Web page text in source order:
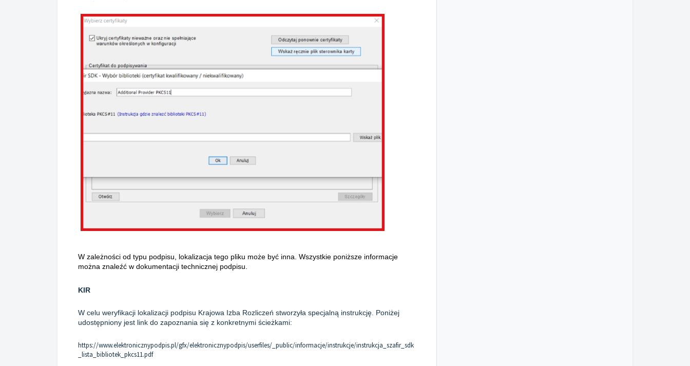
W zależności od typu podpisu, lokalizacja tego pliku może być inna. Wszystkie poniższe informacje
można znaleźć w dokumentacji technicznej podpisu.
KIR
W celu weryfikacji lokalizacji podpisu Krajowa Izba Rozliczeń stworzyła specjalną instrukcję. Poniżej
udostępniony jest link do zapoznania się z konkretnymi ścieżkami:
https://www.elektronicznypodpis.pl/gfx/elektronicznypodpis/userfiles/_public/informacje/instrukcje/instrukcja_szafir_sdk
_lista_bibliotek_pkcs11.pdf